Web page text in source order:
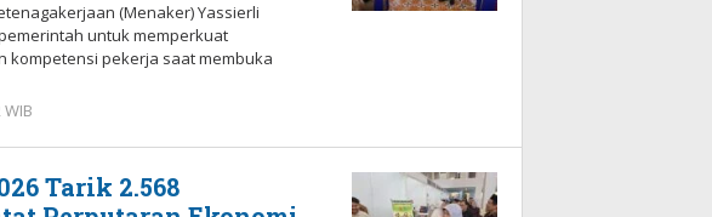
(Menaker) Yassierli
untuk memperkuat
kompetensi pekerja saat membuka
Tarik 2.568